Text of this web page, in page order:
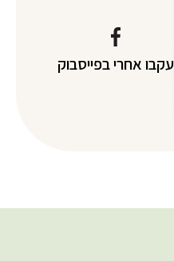
עקבו אחריבפייסבוק